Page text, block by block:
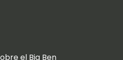
el Big Ben